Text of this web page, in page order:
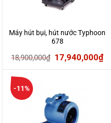
Máy hút bụi, hút nước Typhoon
678
18,900,000₫ Giá
gốc
18,900,000₫.
17,940,000₫Giá
-11%